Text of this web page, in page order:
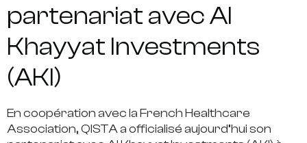
partenariat avec Al
Khayyat Investments
(AKI)
En coopération avec la French Healthcare
Association, QISTA a officialisé aujourd’hui son